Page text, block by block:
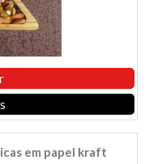
em papel kraft